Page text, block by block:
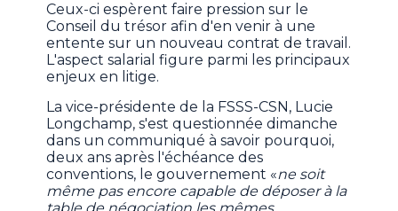
Ceux-ci espèrent faire pression sur le
Conseil du trésor afin d'en venir à une
entente sur un nouveau contrat de travail.
L'aspect salarial figure parmi les principaux
enjeux en litige.
La vice-présidente de la FSSS-CSN, Lucie
Longchamp, s'est questionnée dimanche
dans un communiqué à savoir pourquoi,
deux ans après l'échéance des
conventions, le gouvernement «ne soit
même pas encore capable de déposer à la